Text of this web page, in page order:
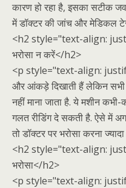
कारण हो रहा है, इसका सटीक
में डॉक्टर की जांच और मेडिकल
<h2 style="text-align:
भरोसा न करें</h2>
<p style="text-align:
और आंकड़े दिखाती हैं लेकिन
नहीं माना जाता है. ये मशीन
गलत रीडिंग दे सकती है. ऐसे में
तो डॉक्टर पर भरोसा करना
<h2 style="text-align:
भरोसा</h2>
<p style="text-align: